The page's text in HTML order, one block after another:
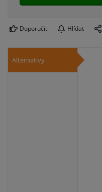
Doporučit Hlídat
Alternativy